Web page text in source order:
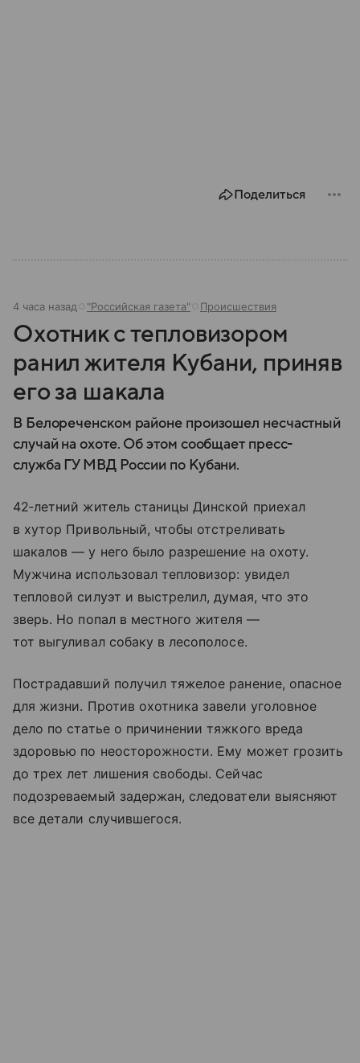
Поделиться
4 часа назад "Российская газета" Происшествия
Охотник с тепловизором
ранил жителя Кубани, приняв
его за шакала
В Белореченском районе произошел несчастный
случай на охоте. Об этом сообщает пресс-
служба ГУ МВД России по Кубани.
42‑летний житель станицы Динской приехал
в хутор Привольный, чтобы отстреливать
шакалов — у него было разрешение на охоту.
Мужчина использовал тепловизор: увидел
тепловой силуэт и выстрелил, думая, что это
зверь. Но попал в местного жителя —
тот выгуливал собаку в лесополосе.
Пострадавший получил тяжелое ранение, опасное
для жизни. Против охотника завели уголовное
дело по статье о причинении тяжкого вреда
здоровью по неосторожности. Ему может грозить
до трех лет лишения свободы. Сейчас
подозреваемый задержан, следователи выясняют
все детали случившегося.